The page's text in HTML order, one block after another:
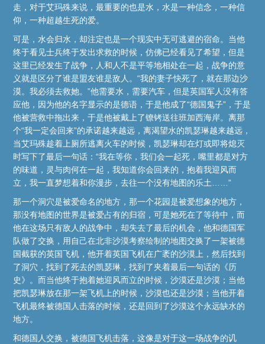
走，对于艾玛殊来说，最重要的也是水，水是一种信念，一种信
仰，一种超越生死的爱。
可是，水会归水，却注定也是一个现实中无可逃避的宿命。当他
终于看见士兵终于发出求救的时候，仿佛已经看见了希望，但是
这里已经发生了战争，人和人不是平等地相处在一起，战争的意
义就是区分了谁是盟友谁是敌人。“我的妻子快死了，就在那边沙
漠。我必须去救她。”他需要水，需要汽车，但是英国军人没有答
应他，因为他的名字显示的是德语，于是他成了“德国鬼子”，于是
他被营救中拖出来，于是他被戴上了镣铐送往班加西海岸。离那
个“我一定会回来”的承诺越来越远，离渴望水的凯瑟琳越来越远，
当艾玛殊趁着上厕所逃离火车的时候，凯瑟琳却在灯或即将熄灭
时写下了最后一句话：“我在等你，我们会一起死，嘴里都是对方
的味道，灵与肉何在一起，我知道你会回来的，抱着我迎风而
立，我一直梦想着和你漫步，去往一个没有地图的乐土……”
那一个洞穴是被爱命名的地方，那一个花园是被爱想象的地方，
那没有地图的世界是被爱占有的归宿，可是她死在了等待中，而
他在这场只有敌人的战争中，却失去了最后的机会，他和德国军
队做了交换，用自己在北非沙漠考察绘制的地图交换了一架被德
国截获的英国飞机，他开着英国飞机在广袤的沙漠上，然后找到
了洞穴，找到了死去的凯瑟琳，找到了夹着最后一句话的《历
史》。而当他终于抱着她迎风而立的时候，沙漠还是沙漠；当他
把凯瑟琳放在那一架飞机上的时候，沙漠也还是沙漠；当他开着
飞机最终被德国人击落的时候，还是回到了沙漠这个永远缺水的
地方。
和德国人交换，被德国飞机击落，这像是对于这一场战争的讥